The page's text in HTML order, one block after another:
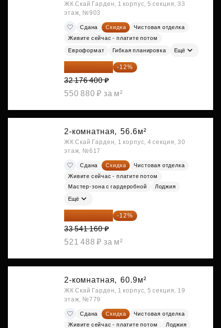
ЖК Скай Гарден, 1 корпус, 5 секция, 33
этаж, №903
Сдана Скидка
Чистовая отделка
Живите сейчас - платите потом
Евроформат Гибкая планировка Ещё
28 315 232 ₽ -12%
32 176 400 ₽
550 880 ₽ за м²
2-комнатная, 56.6м²
ЖК Скай Гарден, 1 корпус, 4 секция, 30
этаж, №617
Сдана Скидка
Чистовая отделка
Живите сейчас - платите потом
Мастер-зона с гардеробной
Лоджия
Ещё
29 516 221 ₽ -12%
33 541 160 ₽
521 488 ₽ за м²
2-комнатная, 60.9м²
ЖК Скай Гарден, 1 корпус, 5 секция, 19
этаж, №779
Сдана Скидка
Чистовая отделка
Живите сейчас - платите потом
Лоджия